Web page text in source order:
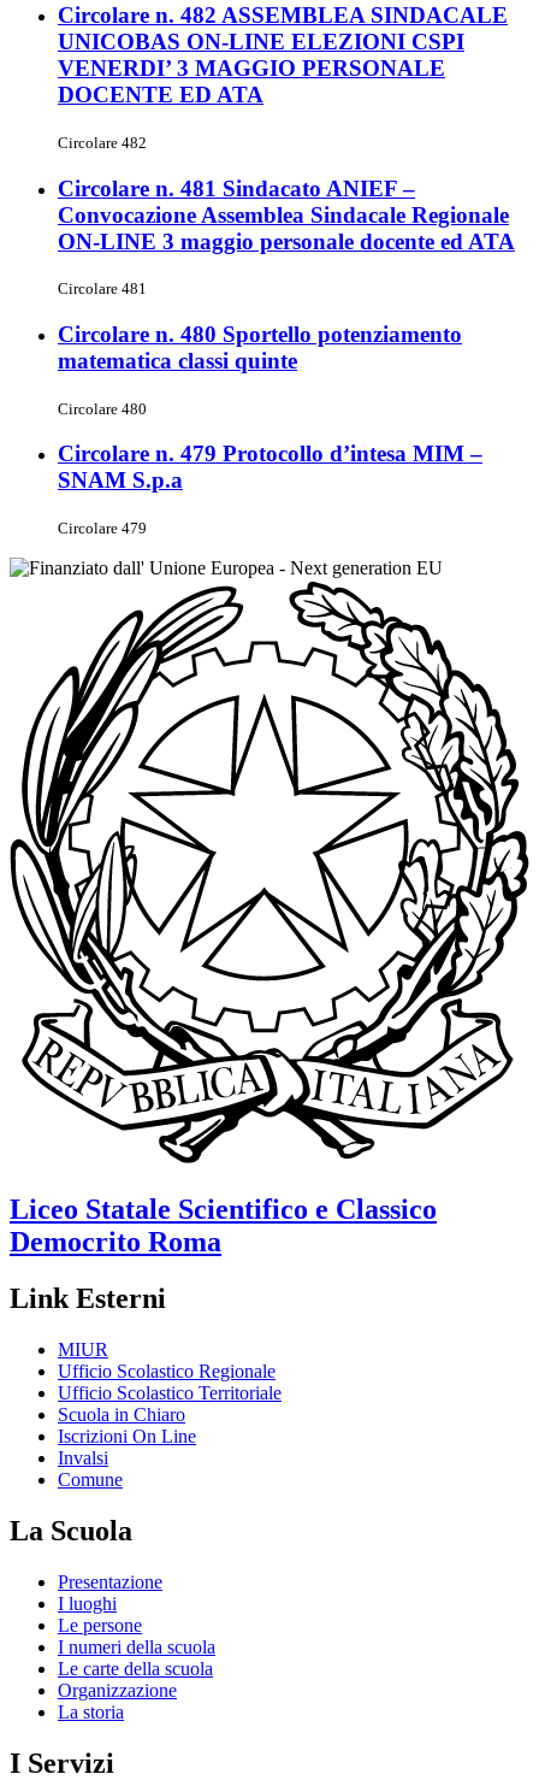
Circolare n. 482 ASSEMBLEA SINDACALE
UNICOBAS ON-LINE ELEZIONI CSPI
VENERDI’ 3 MAGGIO PERSONALE
DOCENTE ED ATA
Circolare 482
Circolare n. 481 Sindacato ANIEF –
Convocazione Assemblea Sindacale Regionale
ON-LINE 3 maggio personale docente ed ATA
Circolare 481
Circolare n. 480 Sportello potenziamento
matematica classi quinte
Circolare 480
Circolare n. 479 Protocollo d’intesa MIM –
SNAM S.p.a
Circolare 479
Liceo Statale Scientifico e Classico
Democrito Roma
Link Esterni
MIUR
Ufficio Scolastico Regionale
Ufficio Scolastico Territoriale
Scuola in Chiaro
Iscrizioni On Line
Invalsi
Comune
La Scuola
Presentazione
I luoghi
Le persone
I numeri della scuola
Le carte della scuola
Organizzazione
La storia
I Servizi